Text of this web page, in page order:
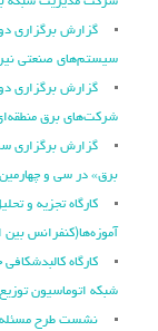
گزارش برگزاری
سیستم‌های صنعتی
گزارش برگزاری
شرکت‌های برق
گزارش برگزاری
برق» در سی و
کارگاه تجزیه و
آموزه‌ها(کنفرانس بین
کارگاه
شبکه اتوماسیون توزیع
نشست طرح مسئله